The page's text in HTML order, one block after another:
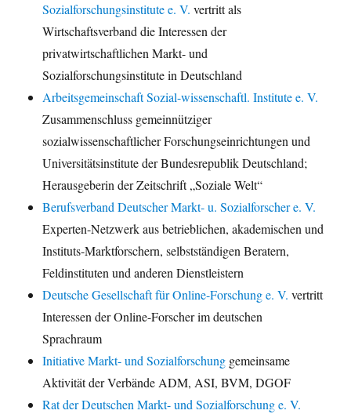
Sozialforschungsinstitute e. V. vertritt als
Wirtschaftsverband die Interessen der
privatwirtschaftlichen Markt- und
Sozialforschungsinstitute in Deutschland
Arbeitsgemeinschaft Sozial-wissenschaftl. Institute e. V.
Zusammenschluss gemeinnütziger
sozialwissenschaftlicher Forschungseinrichtungen und
Universitätsinstitute der Bundesrepublik Deutschland;
Herausgeberin der Zeitschrift „Soziale Welt“
Berufsverband Deutscher Markt- u. Sozialforscher e. V.
Experten-Netzwerk aus betrieblichen, akademischen und
Instituts-Marktforschern, selbstständigen Beratern,
Feldinstituten und anderen Dienstleistern
Deutsche Gesellschaft für Online-Forschung e. V. vertritt
Interessen der Online-Forscher im deutschen
Sprachraum
Initiative Markt- und Sozialforschung gemeinsame
Aktivität der Verbände ADM, ASI, BVM, DGOF
Rat der Deutschen Markt- und Sozialforschung e. V.